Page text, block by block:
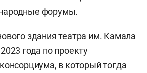
форумы.
здания театра им. Камала
года по проекту
в который тогда